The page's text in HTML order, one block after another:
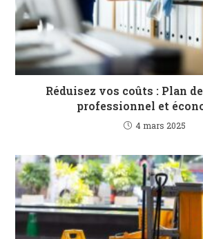
Réduisez vos coûts : Plan
professionnel et
4 mars 2025